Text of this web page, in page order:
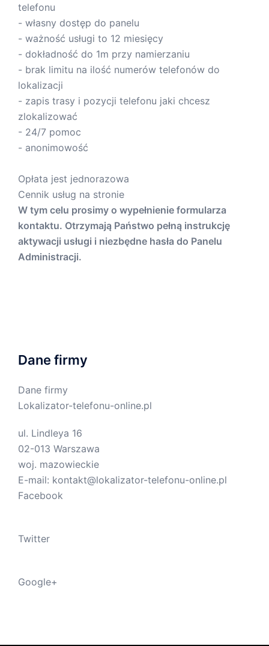
telefonu
- własny dostęp do panelu
- ważność usługi to 12 miesięcy
- dokładność do 1m przy namierzaniu
- brak limitu na ilość numerów telefonów do
lokalizacji
- zapis trasy i pozycji telefonu jaki chcesz
zlokalizować
- 24/7 pomoc
- anonimowość
Opłata jest jednorazowa
Cennik usług na stronie
W tym celu prosimy o wypełnienie formularza
kontaktu. Otrzymają Państwo pełną instrukcję
aktywacji usługi i niezbędne hasła do Panelu
Administracji.
Dane firmy
Dane firmy
Lokalizator-telefonu-online.pl
ul. Lindleya 16
02-013 Warszawa
woj. mazowieckie
E-mail: kontakt@lokalizator-telefonu-online.pl
Facebook
Twitter
Google+